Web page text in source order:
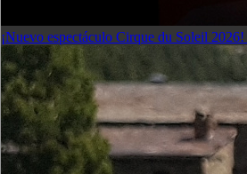
¡Nuevo espectáculo Cirque du Soleil 2026!